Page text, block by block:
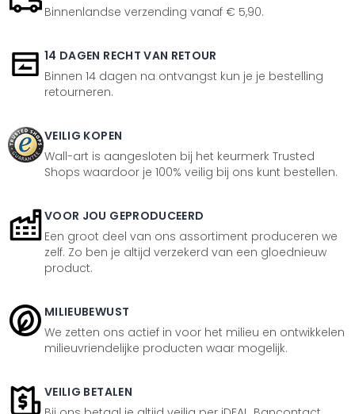
Binnenlandse verzending vanaf € 5,90.
14 DAGEN RECHT VAN RETOUR
Binnen 14 dagen na ontvangst kun je je bestelling
retourneren.
VEILIG KOPEN
Wall-art is aangesloten bij het keurmerk Trusted
Shops waardoor je 100% veilig bij ons kunt bestellen.
VOOR JOU GEPRODUCEERD
Een groot deel van ons assortiment produceren we
zelf. Zo ben je altijd verzekerd van een gloednieuw
product.
MILIEUBEWUST
We zetten ons actief in voor het milieu en ontwikkelen
milieuvriendelijke producten waar mogelijk.
VEILIG BETALEN